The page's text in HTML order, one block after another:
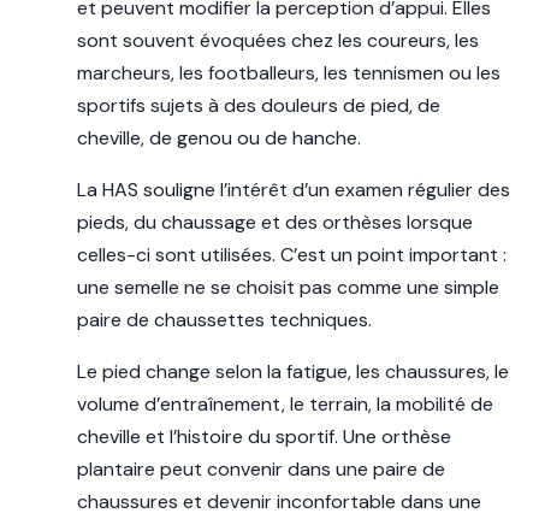
et peuvent modifier la perception d’appui. Elles
sont souvent évoquées chez les coureurs, les
marcheurs, les footballeurs, les tennismen ou les
sportifs sujets à des douleurs de pied, de
cheville, de genou ou de hanche.
La HAS souligne l’intérêt d’un examen régulier des
pieds, du chaussage et des orthèses lorsque
celles-ci sont utilisées. C’est un point important :
une semelle ne se choisit pas comme une simple
paire de chaussettes techniques.
Le pied change selon la fatigue, les chaussures, le
volume d’entraînement, le terrain, la mobilité de
cheville et l’histoire du sportif. Une orthèse
plantaire peut convenir dans une paire de
chaussures et devenir inconfortable dans une